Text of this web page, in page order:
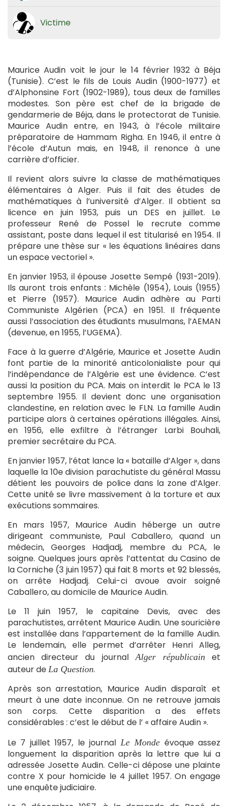
Victime
Maurice Audin voit le jour le 14 février 1932 à Béja
(Tunisie). C’est le fils de Louis Audin (1900-1977) et
d’Alphonsine Fort (1902-1989), tous deux de familles
modestes. Son père est chef de la brigade de
gendarmerie de Béja, dans le protectorat de Tunisie.
Maurice Audin entre, en 1943, à l’école militaire
préparatoire de Hammam Righa. En 1946, il entre à
l’école d’Autun mais, en 1948, il renonce à une
carrière d’officier.
Il revient alors suivre la classe de mathématiques
élémentaires à Alger. Puis il fait des études de
mathématiques à l’université d’Alger. Il obtient sa
licence en juin 1953, puis un DES en juillet. Le
professeur René de Possel le recrute comme
assistant, poste dans lequel il est titularisé en 1954. Il
prépare une thèse sur « les équations linéaires dans
un espace vectoriel ».
En janvier 1953, il épouse Josette Sempé (1931-2019).
Ils auront trois enfants : Michèle (1954), Louis (1955)
et Pierre (1957). Maurice Audin adhère au Parti
Communiste Algérien (PCA) en 1951. Il fréquente
aussi l’association des étudiants musulmans, l’AEMAN
(devenue, en 1955, l’UGEMA).
Face à la guerre d’Algérie, Maurice et Josette Audin
font partie de la minorité anticolonialiste pour qui
l’indépendance de l’Algérie est une évidence. C’est
aussi la position du PCA. Mais on interdit le PCA le 13
septembre 1955. Il devient donc une organisation
clandestine, en relation avec le FLN. La famille Audin
participe alors à certaines opérations illégales. Ainsi,
en 1956, elle exfiltre à l’étranger Larbi Bouhali,
premier secrétaire du PCA.
En janvier 1957, l’état lance la « bataille d’Alger », dans
laquelle la 10e division parachutiste du général Massu
détient les pouvoirs de police dans la zone d’Alger.
Cette unité se livre massivement à la torture et aux
exécutions sommaires.
En mars 1957, Maurice Audin héberge un autre
dirigeant communiste, Paul Caballero, quand un
médecin, Georges Hadjadj, membre du PCA, le
soigne. Quelques jours après l’attentat du Casino de
la Corniche (3 juin 1957) qui fait 8 morts et 92 blessés,
on arrête Hadjadj. Celui-ci avoue avoir soigné
Caballero, au domicile de Maurice Audin.
Le 11 juin 1957, le capitaine Devis, avec des
parachutistes, arrêtent Maurice Audin. Une souricière
est installée dans l’appartement de la famille Audin.
Le lendemain, elle permet d’arrêter Henri Alleg,
ancien directeur du journalAlger républicain
et
auteur de La Question.
Après son arrestation, Maurice Audin disparaît et
meurt à une date inconnue. On ne retrouve jamais
son corps. Cette disparition a des effets
considérables : c’est le début de l’ « affaire Audin ».
Le 7 juillet 1957, le journal Le Monde évoque assez
longuement la disparition après la lettre que lui a
adressée Josette Audin. Celle-ci dépose une plainte
contre X pour homicide le 4 juillet 1957. On engage
une enquête judiciaire.